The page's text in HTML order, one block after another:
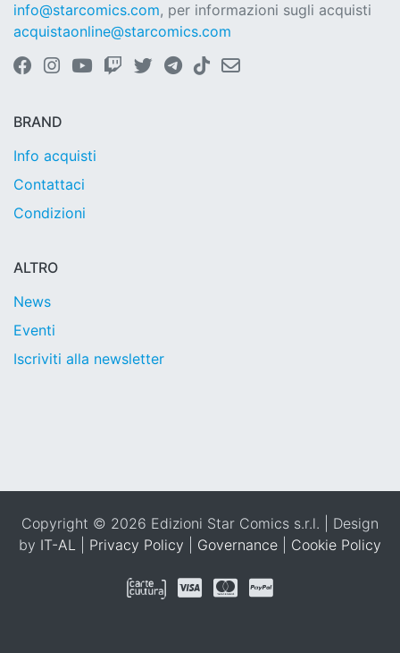
info@starcomics.com, per informazioni sugli acquisti
acquistaonline@starcomics.com
BRAND
Info acquisti
Contattaci
Condizioni
ALTRO
News
Eventi
Iscriviti alla newsletter
Copyright © 2026 Edizioni Star Comics s.r.l. | Design
by IT-AL Privacy Policy Governance Cookie Policy